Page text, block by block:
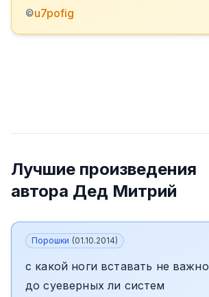
©u7pofig
Лучшие произведения
автора Дед Митрий
Порошки (01.10.2014)
с какой ноги вставать не важно
до суеверных ли систем